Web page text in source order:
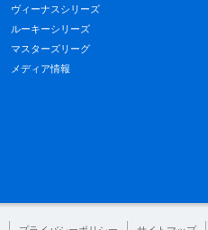
ヴィーナスシリーズ
ルーキーシリーズ
マスターズリーグ
メディア情報